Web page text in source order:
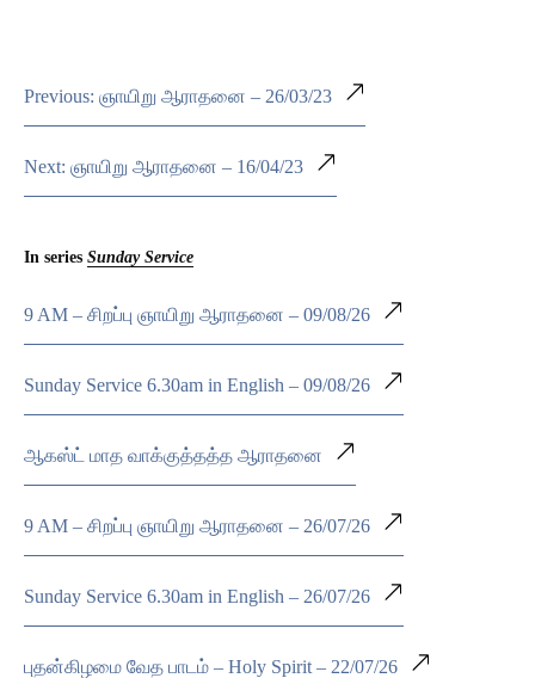
Previous: ஞாயிறு ஆராதனை – 26/03/23
Next: ஞாயிறு ஆராதனை – 16/04/23
In series Sunday Service
9 AM – சிறப்பு ஞாயிறு ஆராதனை – 09/08/26
Sunday Service 6.30am in English – 09/08/26
ஆகஸ்ட் மாத வாக்குத்தத்த ஆராதனை
9 AM – சிறப்பு ஞாயிறு ஆராதனை – 26/07/26
Sunday Service 6.30am in English – 26/07/26
புதன்கிழமை வேத பாடம் – Holy Spirit – 22/07/26